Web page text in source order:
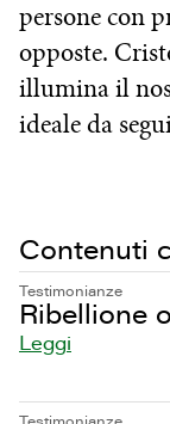
persone con
opposte.
illumina il
ideale da
Contenuti
Testimonianze
Ribellione
Leggi